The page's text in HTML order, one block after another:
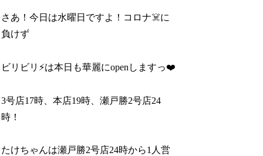
さあ！今日は水曜日ですよ！コロナ☠️に
負けず
ビリビリ⚡️は本日も華麗にopenしますっ❤️
3号店17時、本店19時、瀬戸勝2号店24
時！
たけちゃんは瀬戸勝2号店24時から1人営